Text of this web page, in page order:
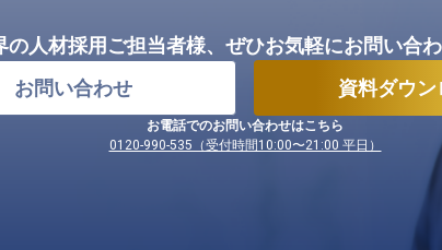
の人材採用ご担当者様、 ぜひお気軽にお問い合
お問い合わせ
資料ダウン
お電話でのお問い合わせはこちら
0120-990-535（受付時間10:00〜21:00 平日）